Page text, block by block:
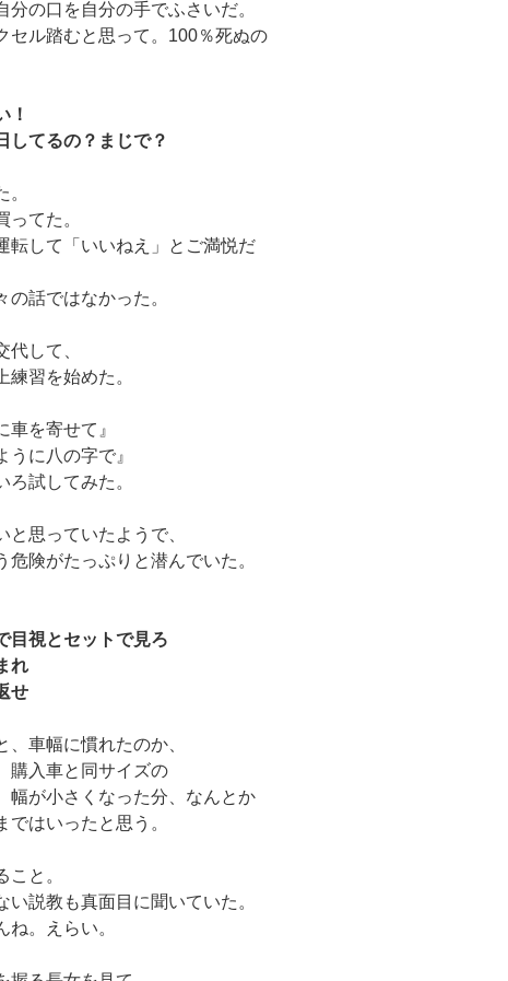
の口を自分の手でふさいだ。
セル踏むと思って。100％死ぬの
！
してるの？まじで？
てた。
転して「いいねえ」とご満悦だ
話ではなかった。
して、
習を始めた。
を寄せて』
に八の字で』
ろ試してみた。
思っていたようで、
危険がたっぷりと潜んでいた。
目視とセットで見ろ
れ
せ
車幅に慣れたのか、
購入車と同サイズの
幅が小さくなった分、なんとか
はいったと思う。
と。
説教も真面目に聞いていた。
。えらい。